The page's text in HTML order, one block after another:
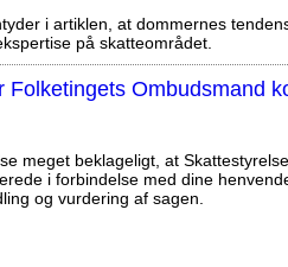
i artiklen, at dommernes
på skatteområdet.
Ombudsmand
meget beklageligt, at
i forbindelse med dine
og vurdering af sagen.